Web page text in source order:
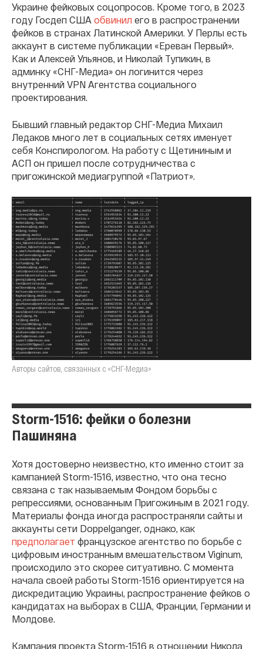
Украине фейковых соцопросов. Кроме того, в 2023
году Госдеп США обвинил его в распространении
фейков в странах Латинской Америки. У Перлы есть
аккаунт в системе публикации «Ереван Первый».
Как и Алексей Ульянов, и Николай Тупикин, в
админку «СНГ-Медиа» он логинится через
внутренний VPN Агентства социального
проектирования.
Бывший главный редактор СНГ-Медиа Михаил
Ледаков много лет в социальных сетях именует
себя Конспирологом. На работу с Щетининым и
АСП он пришел после сотрудничества с
пригожинской медиагруппой «Патриот».
Авторы сайтов, связанных с «СНГ-Медиа»
Storm-1516: фейки о болезни
Пашиняна
Хотя достоверно неизвестно, кто именно стоит за
кампанией Storm-1516, известно, что она тесно
связана с так называемым Фондом борьбы с
репрессиями, основанным Пригожиным в 2021 году.
Материалы фонда иногда распространяли сайты и
аккаунты сети Doppelganger, однако, как
предполагает французское агентство по борьбе с
цифровым иностранным вмешательством Viginum,
происходило это скорее ситуативно. С момента
начала своей работы Storm-1516 ориентируется на
дискредитацию Украины, распространение фейков о
кандидатах на выборах в США, Франции, Германии и
Молдове.
Кампания проекта Storm-1516 в отношении Никола